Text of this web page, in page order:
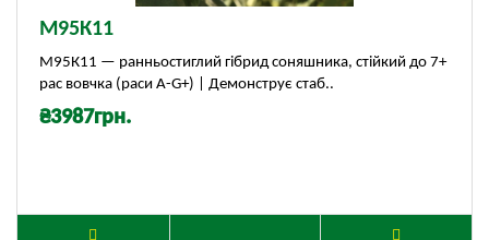
М95К11
М95К11 — ранньостиглий гібрид соняшника, стійкий до 7+
рас вовчка (раси А-G+) | Демонструє стаб..
₴3987грн.